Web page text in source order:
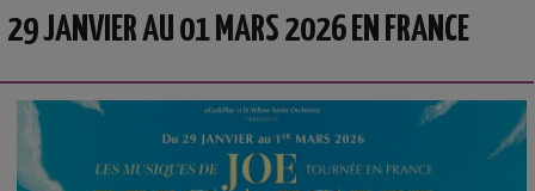
29 JANVIER AU 01 MARS 2026 EN FRANCE